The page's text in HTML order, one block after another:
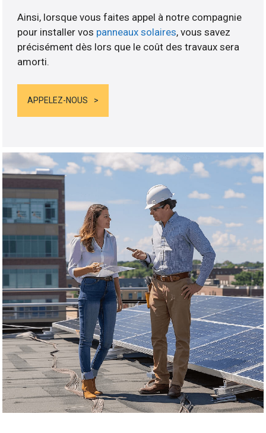
Ainsi, lorsque vous faites appel à notre compagnie
pour installer vos panneaux solaires, vous savez
précisément dès lors que le coût des travaux sera
amorti.
APPELEZ-NOUS